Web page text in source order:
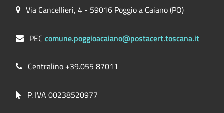
Via Cancellieri, 4 - 59016 Poggio a Caiano (PO)
PECcomune.poggioacaiano@postacert.toscana.it
Centralino +39.055 87011
P. IVA 00238520977